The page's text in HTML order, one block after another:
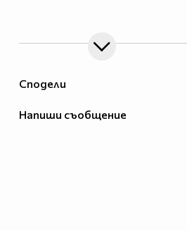
Сподели
Напиши съобщение